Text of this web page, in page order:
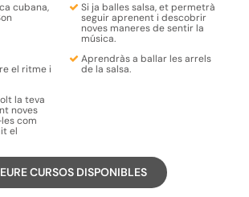
cubana,
Si ja balles salsa, et permetrà
seguir aprenent i descobrir
noves maneres de sentir la
música.
el ritmei
Aprendràs a ballar lesarrels
de la salsa.
la teva
noves
com
el
CURSOS DISPONIBLES